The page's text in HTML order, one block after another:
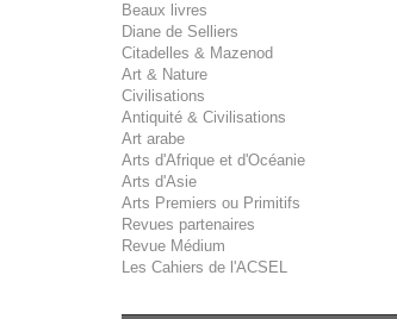
Beaux livres
Diane de Selliers
Citadelles & Mazenod
Art & Nature
Civilisations
Antiquité & Civilisations
Art arabe
Arts d'Afrique et d'Océanie
Arts d'Asie
Arts Premiers ou Primitifs
Revues partenaires
Revue Médium
Les Cahiers de l'ACSEL